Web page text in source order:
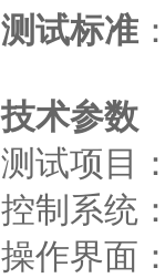
测试标准
技术参数
测试项目
控制系统
操作界面